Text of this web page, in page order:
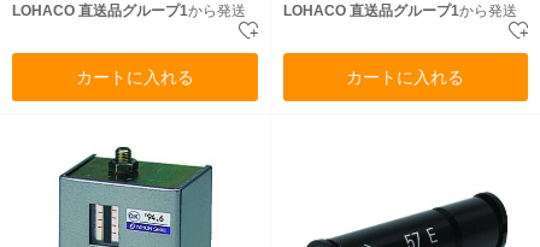
LOHACO 直送品グループ1から発送
カートに入れる
LOHACO 直送品グループ1から発送
カートに入れる